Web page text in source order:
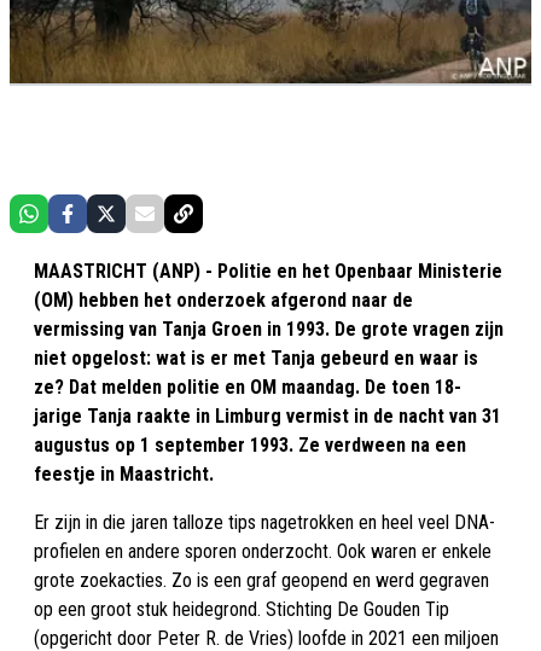
MAASTRICHT (ANP) - Politie en het Openbaar Ministerie
(OM) hebben het onderzoek afgerond naar de
vermissing van Tanja Groen in 1993. De grote vragen zijn
niet opgelost: wat is er met Tanja gebeurd en waar is
ze? Dat melden politie en OM maandag. De toen 18-
jarige Tanja raakte in Limburg vermist in de nacht van 31
augustus op 1 september 1993. Ze verdween na een
feestje in Maastricht.
Er zijn in die jaren talloze tips nagetrokken en heel veel DNA-
profielen en andere sporen onderzocht. Ook waren er enkele
grote zoekacties. Zo is een graf geopend en werd gegraven
op een groot stuk heidegrond. Stichting De Gouden Tip
(opgericht door Peter R. de Vries) loofde in 2021 een miljoen